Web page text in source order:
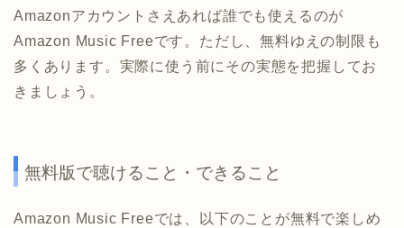
Amazonアカウントさえあれば誰でも使えるのが
Amazon Music Freeです。ただし、無料ゆえの制限も
多くあります。実際に使う前にその実態を把握してお
きましょう。
無料版で聴けること・できること
Amazon Music Freeでは、以下のことが無料で楽しめ